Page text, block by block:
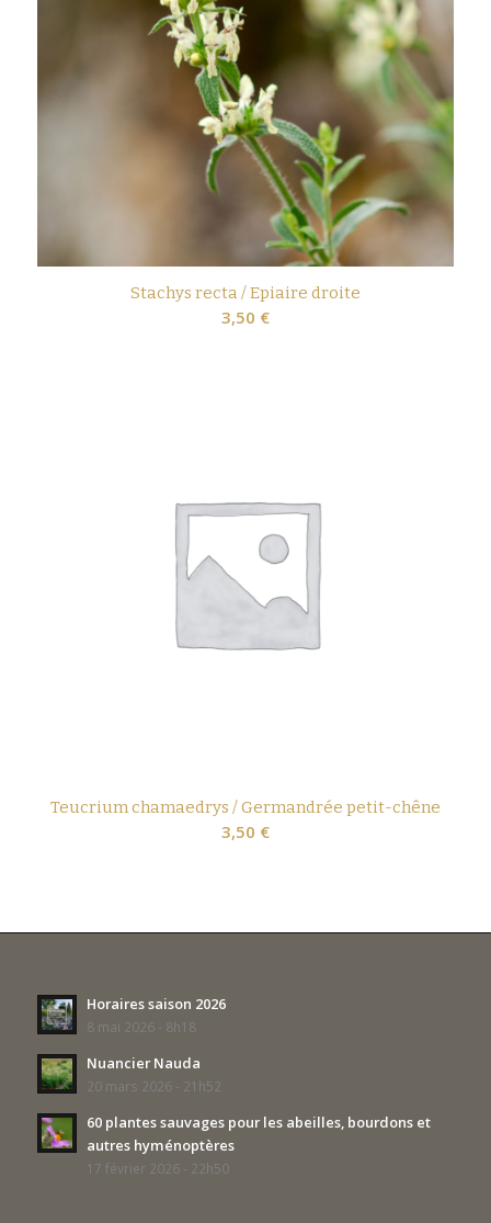
Stachys recta / Epiaire droite
3,50 €
Teucrium chamaedrys / Germandrée petit-chêne
3,50 €
Horaires saison 2026
8 mai 2026 - 8h18
Nuancier Nauda
20 mars 2026 - 21h52
60 plantes sauvages pour les abeilles, bourdons et
autres hyménoptères
17 février 2026 - 22h50